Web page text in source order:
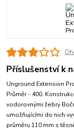
Příslušenství k
Unground Extension
Průměr - 400.
vodorovnými žebry
umožňujícími do nich
průměru 110 mm s